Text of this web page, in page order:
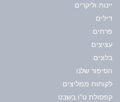
יינות וליקרים
דילים
פרחים
עציצים
בלונים
הסיפור שלנו
לקוחות ממליצים
קפסולת ט"ו בשבט